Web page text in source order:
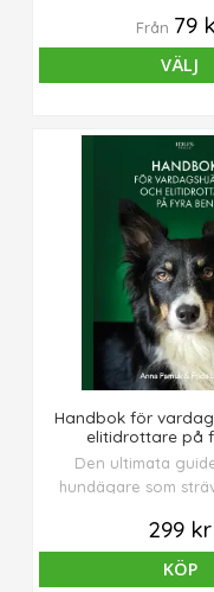
och balansprodukter
cm).
Från 79
VÄLJ
Handbok för
elitidrottare på
Den ultimata
hundägare som
och friskt
299 kr
KÖP